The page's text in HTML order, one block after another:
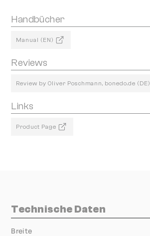
Handbücher
Manual (EN)
Reviews
Review by Oliver Poschmann, bonedo.de (DE)
Links
Product Page
Technische Daten
Breite